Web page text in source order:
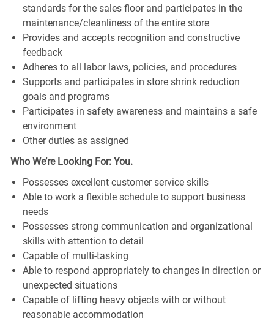
standards for the sales floor and participates in the
maintenance/cleanliness of the entire store
Provides and accepts recognition and constructive
feedback
Adheres to all labor laws, policies, and procedures
Supports and participates in store shrink reduction
goals and programs
Participates in safety awareness and maintains a safe
environment
Other duties as assigned
Who We’re Looking For: You.
Possesses excellent customer service skills
Able to work a flexible schedule to support business
needs
Possesses strong communication and organizational
skills with attention to detail
Capable of multi-tasking
Able to respond appropriately to changes in direction or
unexpected situations
Capable of lifting heavy objects with or without
reasonable accommodation